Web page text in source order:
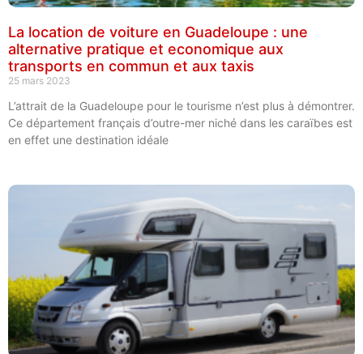
La location de voiture en Guadeloupe : une
alternative pratique et economique aux
transports en commun et aux taxis
25 mars 2023
L’attrait de la Guadeloupe pour le tourisme n’est plus à démontrer.
Ce département français d’outre-mer niché dans les caraïbes est
en effet une destination idéale